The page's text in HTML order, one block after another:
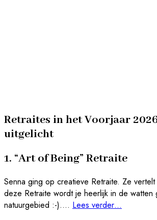
Retraites in het Voorjaar
uitgelicht
1. “Art of Being” Retraite
Senna ging op creatieve Retraite. Ze
deze Retraite wordt je heerlijk in de
natuurgebied :-)…. Lees verder…